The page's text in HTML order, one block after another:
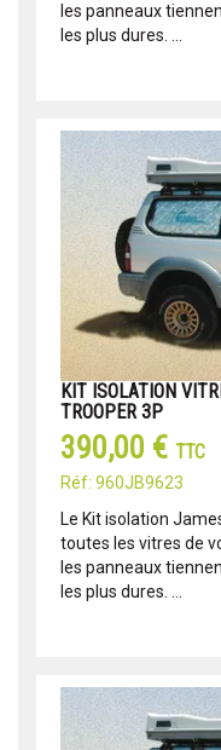
les panneaux
les plus dures. ...
KIT ISOLATION
TROOPER 3P
390,00 € TTC
Réf: 960JB9623
Le Kit isolation
toutes les vitres de
les panneaux
les plus dures. ...